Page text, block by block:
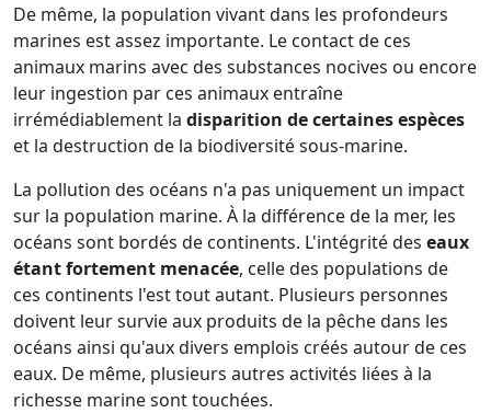
De même, la population vivant dans les profondeurs
marines est assez importante. Le contact de ces
animaux marins avec des substances nocives ou encore
leur ingestion par ces animaux entraîne
irrémédiablement la disparition de certaines espèces
et la destruction de la biodiversité sous-marine.
La pollution des océans n'a pas uniquement un impact
sur la population marine. À la différence de la mer, les
océans sont bordés de continents. L'intégrité des eaux
étant fortement menacée, celle des populations de
ces continents l'est tout autant. Plusieurs personnes
doivent leur survie aux produits de la pêche dans les
océans ainsi qu'aux divers emplois créés autour de ces
eaux. De même, plusieurs autres activités liées à la
richesse marine sont touchées.